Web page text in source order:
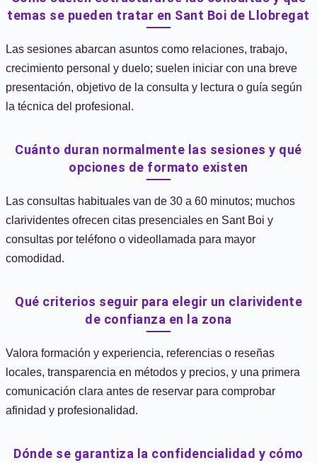
temas se pueden tratar en Sant Boi de Llobregat
Las sesiones abarcan asuntos como relaciones, trabajo,
crecimiento personal y duelo; suelen iniciar con una breve
presentación, objetivo de la consulta y lectura o guía según
la técnica del profesional.
Cuánto duran normalmente las sesiones y qué
opciones de formato existen
Las consultas habituales van de 30 a 60 minutos; muchos
clarividentes ofrecen citas presenciales en Sant Boi y
consultas por teléfono o videollamada para mayor
comodidad.
Qué criterios seguir para elegir un clarividente
de confianza en la zona
Valora formación y experiencia, referencias o reseñas
locales, transparencia en métodos y precios, y una primera
comunicación clara antes de reservar para comprobar
afinidad y profesionalidad.
Dónde se garantiza la confidencialidad y cómo